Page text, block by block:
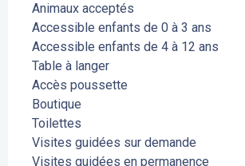
Animaux acceptés
Accessible enfants de 0 à 3 ans
Accessible enfants de 4 à 12 ans
Table à langer
Accès poussette
Boutique
Toilettes
Visites guidées sur demande
Visites guidées en permanence